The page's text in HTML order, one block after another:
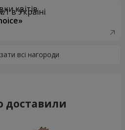
квітів
доставили